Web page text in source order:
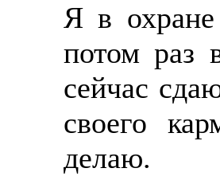
Я в
потом раз
сейчас
своего
делаю.